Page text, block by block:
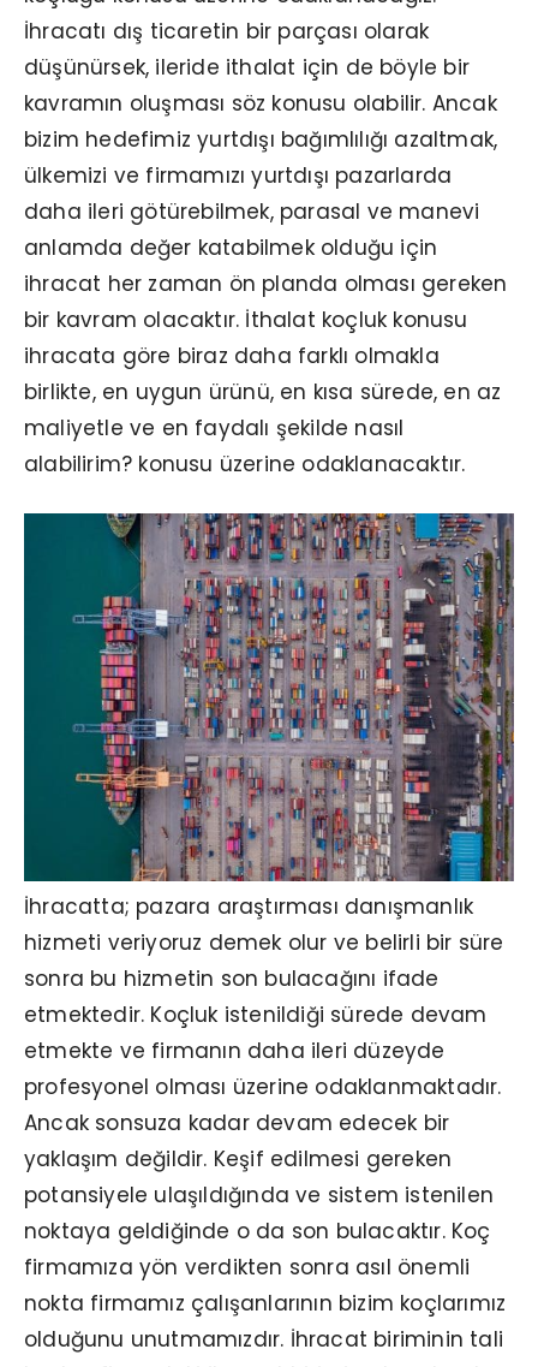
İhracatı dış ticaretin bir parçası olarak
düşünürsek, ileride ithalat için de böyle bir
kavramın oluşması söz konusu olabilir. Ancak
bizim hedefimiz yurtdışı bağımlılığı azaltmak,
ülkemizi ve firmamızı yurtdışı pazarlarda
daha ileri götürebilmek, parasal ve manevi
anlamda değer katabilmek olduğu için
ihracat her zaman ön planda olması gereken
bir kavram olacaktır. İthalat koçluk konusu
ihracata göre biraz daha farklı olmakla
birlikte, en uygun ürünü, en kısa sürede, en az
maliyetle ve en faydalı şekilde nasıl
alabilirim? konusu üzerine odaklanacaktır.
İhracatta; pazara araştırması danışmanlık
hizmeti veriyoruz demek olur ve belirli bir süre
sonra bu hizmetin son bulacağını ifade
etmektedir. Koçluk istenildiği sürede devam
etmekte ve firmanın daha ileri düzeyde
profesyonel olması üzerine odaklanmaktadır.
Ancak sonsuza kadar devam edecek bir
yaklaşım değildir. Keşif edilmesi gereken
potansiyele ulaşıldığında ve sistem istenilen
noktaya geldiğinde o da son bulacaktır. Koç
firmamıza yön verdikten sonra asıl önemli
nokta firmamız çalışanlarının bizim koçlarımız
olduğunu unutmamızdır. İhracat biriminin tali